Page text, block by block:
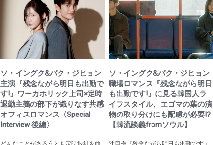
ソ・イングク&パク・ジヒョン
主演『残念ながら明日も出勤で
す!』ワーカホリック上司×定時
退勤主義の部下が織りなす共感
オフィスロマンス〈Special
Interview 後編〉
どんなことがあろうとも定時退社を曲
ソ・イングク&パク・ジヒョン
職場ロマンス『残念ながら明日
も出勤です!』に見る韓国人ラ
イフスタイル、エゴマの葉の漬
物の取り分けにも配慮が必要!?
【韓流談義fromソウル】
注目作『残念ながら明日も出勤です!』